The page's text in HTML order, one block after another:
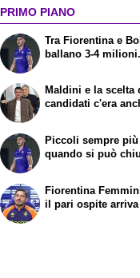
PRIMO PIANO
Tra Fiorentina e
ballano 3-4
Maldini e la scelta
candidati c'era
Piccoli sempre
quando si può
Fiorentina
il pari ospite